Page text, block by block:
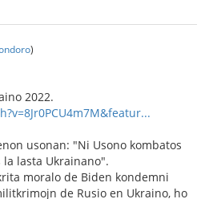
)
2022.
usonan: "Ni Usono kombatos
lasta Ukrainano".
moralo de Biden kondemni
de Rusio en Ukraino, ho